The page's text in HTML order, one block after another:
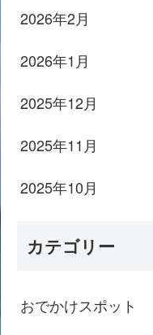
2026年2月
2026年1月
2025年12月
2025年11月
2025年10月
カテゴリー
おでかけスポット